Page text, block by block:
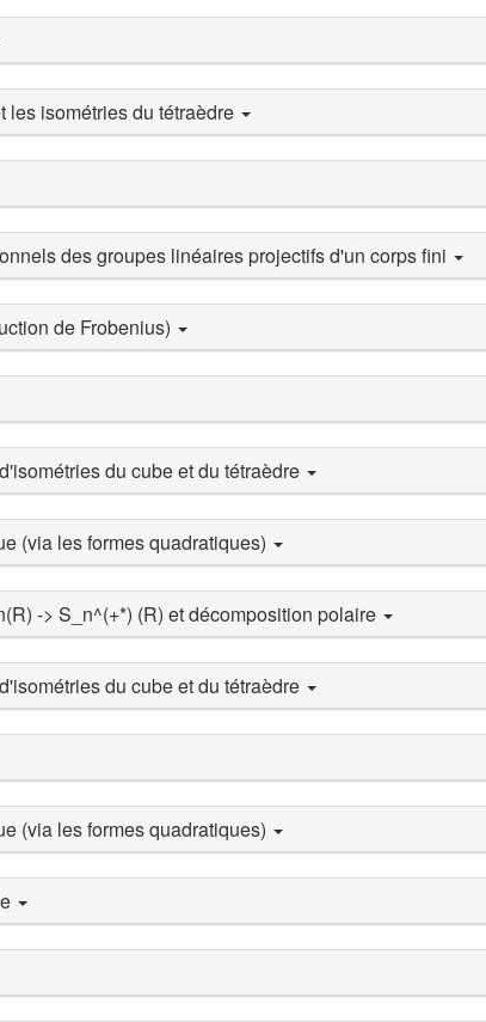
les isométries du tétraèdre
des groupes linéaires projectifs d'un corps fini
de Frobenius)
du cube et du tétraèdre
(via les formes quadratiques)
-> S_n^(+*) (R) et décomposition polaire
du cube et du tétraèdre
(via les formes quadratiques)